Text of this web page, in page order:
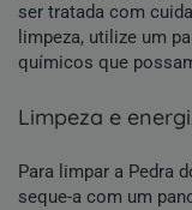
ser tratada com
limpeza, utilize um
químicos que
limpeza e
Para limpar a Pedra
seque-a com um